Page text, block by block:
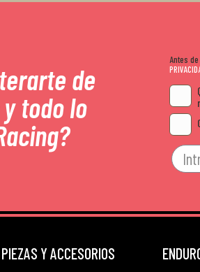
de
todo lo
Antes
Y ACCESORIOS